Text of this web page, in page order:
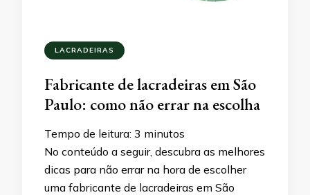
LACRADEIRAS
Fabricante de lacradeiras em São
Paulo: como não errar na escolha
Tempo de leitura: 3 minutos
No conteúdo a seguir, descubra as melhores
dicas para não errar na hora de escolher
uma fabricante de lacradeiras em São